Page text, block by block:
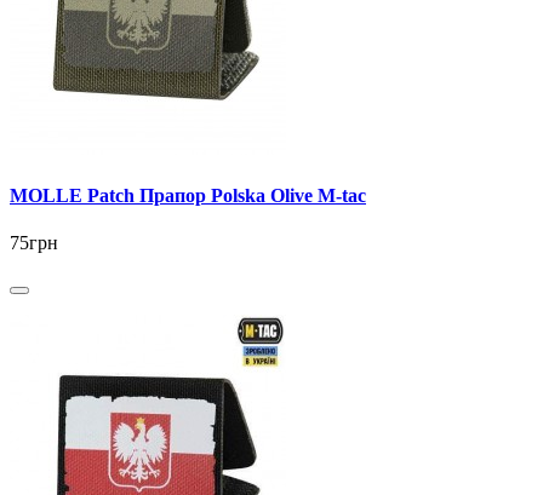
MOLLE Patch Прапор Polska Olive M-tac
75грн